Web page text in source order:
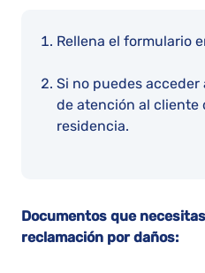
Rellena el formulario
Si no puedes acceder
de atención al cliente
residencia.
Documentos que
reclamación por daños: